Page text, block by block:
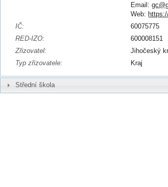
Email:
Web:
IČ:
60075775
RED-IZO:
600008151
Zřizovatel:
Jihočeský
Typ zřizovatele:
Kraj
Střední škola